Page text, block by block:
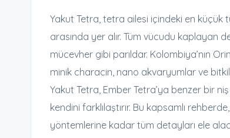
Yakut Tetra, tetra ailesi içindeki en küçük
arasında yer alır. Tüm vücudu kaplayan
mücevher gibi parıldar. Kolombiya’nın
minik characin, nano akvaryumlar ve
Yakut Tetra, Ember Tetra’ya benzer bir
kendini farklılaştırır. Bu kapsamlı
yöntemlerine kadar tüm detayları ele